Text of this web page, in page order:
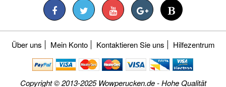
Über uns Mein Konto Kontaktieren Sie uns Hilfezentrum
Copyright © 2013-2025 Wowperucken.de - Hohe Qualität